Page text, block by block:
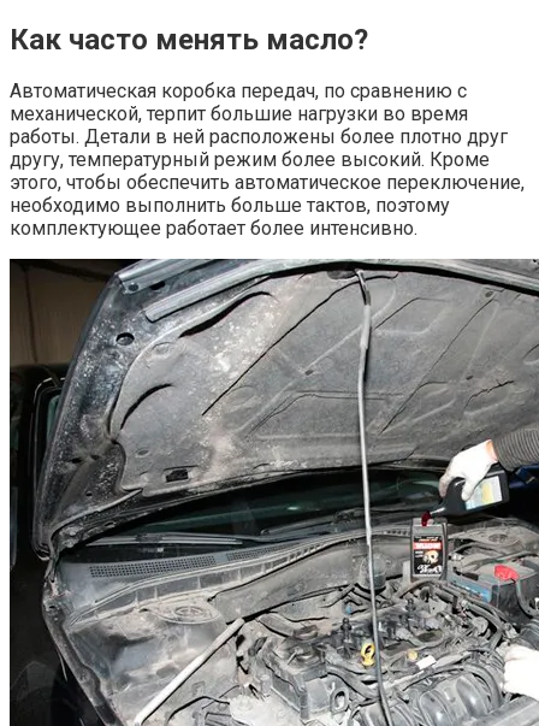
Как часто менять масло?
Автоматическая коробка передач, по сравнению с
механической, терпит большие нагрузки во время
работы. Детали в ней расположены более плотно друг
другу, температурный режим более высокий. Кроме
этого, чтобы обеспечить автоматическое переключение,
необходимо выполнить больше тактов, поэтому
комплектующее работает более интенсивно.